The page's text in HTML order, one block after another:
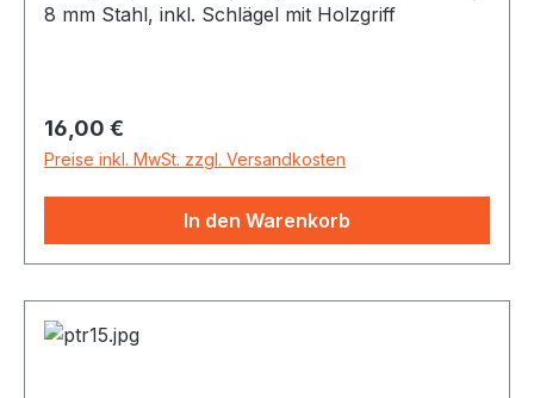
8 mm Stahl, inkl. Schlägel mit Holzgriff
Regulärer Preis:
16,00 €
Preise inkl. MwSt. zzgl. Versandkosten
In den Warenkorb